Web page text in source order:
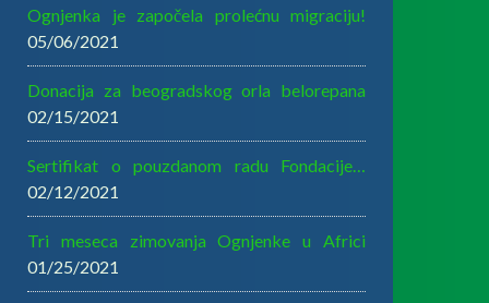
Ognjenka je započela prolećnu migraciju!
05/06/2021
Donacija za beogradskog orla belorepana
02/15/2021
Sertifikat o pouzdanom radu Fondacije…
02/12/2021
Tri meseca zimovanja Ognjenke u Africi
01/25/2021